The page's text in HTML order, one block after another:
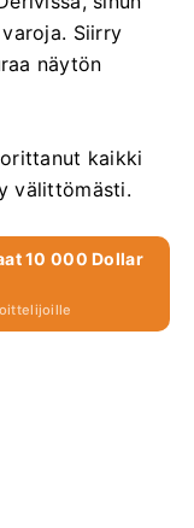
Siirry
näytön
kaikki
välittömästi.
10 000 Dollar